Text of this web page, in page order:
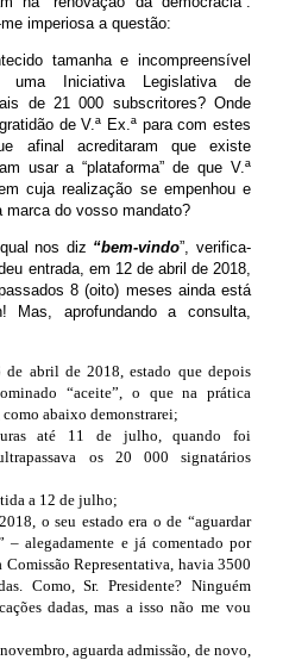
imperiosa a questão:
tamanha e incompreensível
uma Iniciativa Legislativa de
de 21 000 subscritores? Onde
de V.ª Ex.ª para com estes
afinal acreditaram que existe
usar a “plataforma” de que V.ª
cuja realização se empenhou e
do vosso mandato?
nos diz “bem-vindo”, verifica-
entrada, em 12 de abril de 2018,
8 (oito) meses ainda está
Mas, aprofundando a consulta,
abril de 2018, estado que depois
“aceite”, o que na prática
abaixo demonstrarei;
até 11 de julho, quando foi
os 20 000 signatários
a 12 de julho;
o seu estado era o de “aguardar
– alegadamente e já comentado por
Comissão Representativa, havia 3500
Como, Sr. Presidente? Ninguém
dadas, mas a isso não me vou
aguarda admissão, de novo,